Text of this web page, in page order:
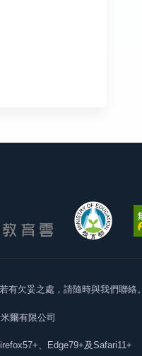
若有欠妥之處，請隨時與我們聯絡。
爾有限公司
、Edge79+及Safari11+